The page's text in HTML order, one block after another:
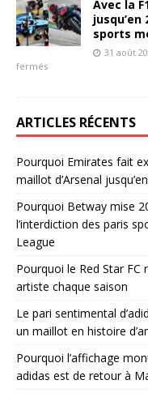
Avec la
sports
31 août
fermés
ARTICLES RÉCENTS
Pourquoi Emirates fait
maillot d’Arsenal
Pourquoi Betway mise
l’interdiction des paris
League
Pourquoi le Red Star
artiste chaque saison
Le pari sentimental
un maillot en histoire
Pourquoi l’affichage
adidas est de retour à